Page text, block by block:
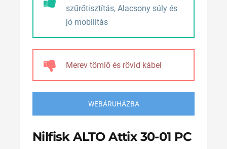
szűrőtisztítás, Alacsony súly és
jó mobilitás
Merev tömlő és rövid kábel
WEBÁRUHÁZBA
Nilfisk ALTO Attix 30-01 PC